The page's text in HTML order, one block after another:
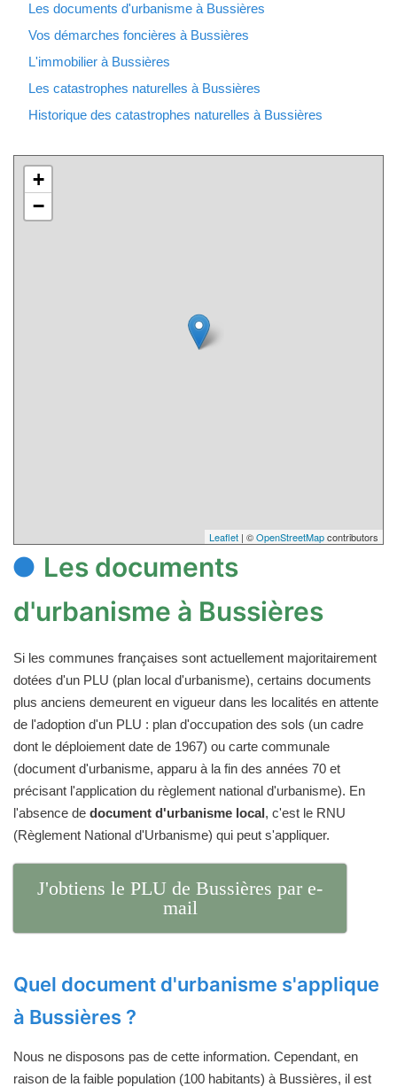
Les documents d'urbanisme à Bussières
Vos démarches foncières à Bussières
L'immobilier à Bussières
Les catastrophes naturelles à Bussières
Historique des catastrophes naturelles à Bussières
+
−
Leaflet | ©OpenStreetMapcontributors
Les documents
d'urbanisme à Bussières
Si les communes françaises sont actuellement majoritairement
dotées d'un PLU (plan local d'urbanisme), certains documents
plus anciens demeurent en vigueur dans les localités en attente
de l'adoption d'un PLU : plan d'occupation des sols (un cadre
dont le déploiement date de 1967) ou carte communale
(document d'urbanisme, apparu à la fin des années 70 et
précisant l'application du règlement national d'urbanisme). En
l'absence de document d'urbanisme local, c'est le RNU
(Règlement National d'Urbanisme) qui peut s'appliquer.
J'obtiens le PLU de Bussières par e-
mail
Quel document d'urbanisme s'applique
à Bussières ?
Nous ne disposons pas de cette information. Cependant, en
raison de la faible population (100 habitants) à Bussières, il est